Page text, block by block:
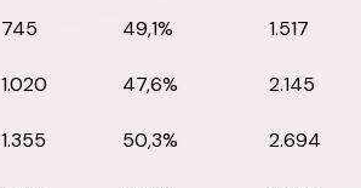
745 49,1%
1.517
1.020 47,6%
2.145
1.355 50,3%
2.694